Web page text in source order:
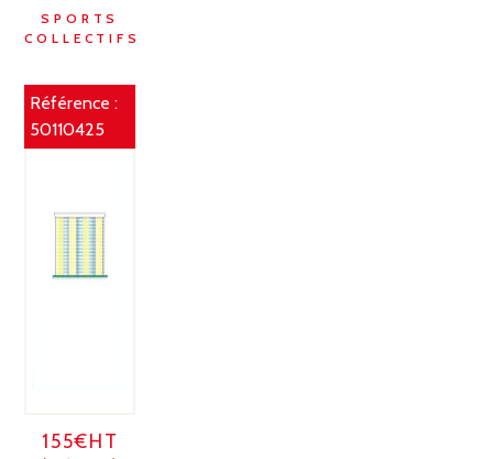
SPORTS
COLLECTIFS
Référence :
50110425
155€HT